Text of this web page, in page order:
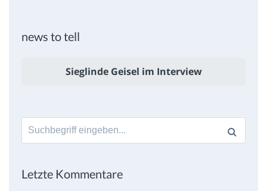
news to tell
Sieglinde Geisel im Interview
Suche
nach:
Letzte Kommentare